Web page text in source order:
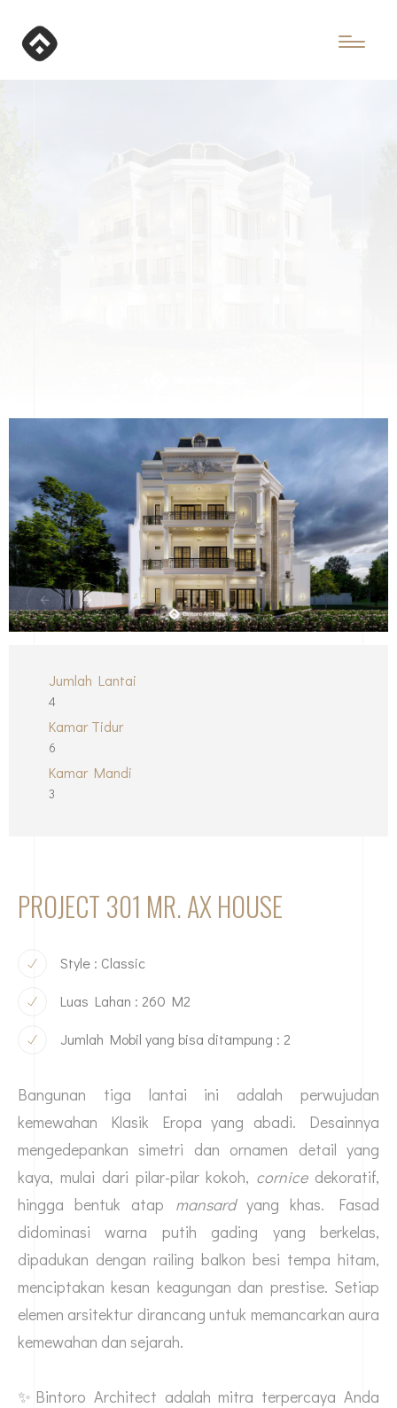
Jumlah Lantai
4
Kamar Tidur
6
Kamar Mandi
3
PROJECT 301 MR. AX HOUSE
Style : Classic
Luas Lahan : 260 M2
Jumlah Mobil yang bisa ditampung : 2
Bangunan tiga lantai ini adalah perwujudan
kemewahan Klasik Eropa yang abadi. Desainnya
mengedepankan simetri dan ornamen detail yang
kaya, mulai dari pilar-pilar kokoh, cornicedekoratif,
hingga bentuk atap mansardyang khas. Fasad
didominasi warna putih gading yang berkelas,
dipadukan dengan railing balkon besi tempa hitam,
menciptakan kesan keagungan dan prestise. Setiap
elemen arsitektur dirancang untuk memancarkan aura
kemewahan dan sejarah.
✨Bintoro Architect adalah mitra terpercaya Anda